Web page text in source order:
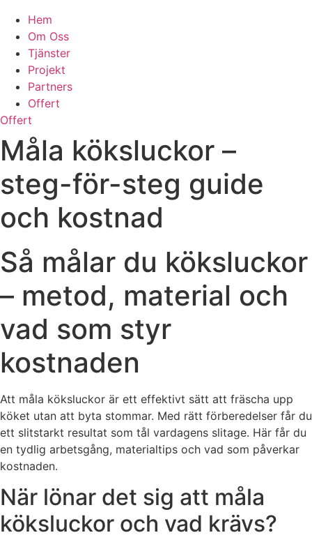
Hem
Om Oss
Tjänster
Projekt
Partners
Offert
Offert
Måla köksluckor –
steg-för-steg guide
och kostnad
Så målar du köksluckor
– metod, material och
vad som styr
kostnaden
Att måla köksluckor är ett effektivt sätt att fräscha upp
köket utan att byta stommar. Med rätt förberedelser får du
ett slitstarkt resultat som tål vardagens slitage. Här får du
en tydlig arbetsgång, materialtips och vad som påverkar
kostnaden.
När lönar det sig att måla
köksluckor och vad krävs?